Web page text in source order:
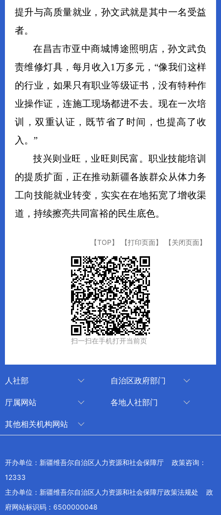
提升与高质量就业，孙文武就是其中一名受益
者。
在昌吉市亚中商城博途照明店，孙文武负
责维修灯具，每月收入1万多元，“像我们这样
的行业，如果只有职业等级证书，没有特种作
业操作证，连施工现场都进不去。现在一次培
训，双重认证，既节省了时间，也提高了收
入。”
技兴则业旺，业旺则民富。职业技能培训
的提质扩面，正在推动新疆各族群众从体力务
工向技能就业转变，实实在在地拓宽了增收渠
道，持续擦亮共同富裕的民生底色。
【TOP】 【打印页面】 【关闭页面】
扫一扫在手机打开当前页
人社部
技能人才评价工作网
自治区政府部门
审计厅
退役军人事务厅
厅属网站
中国新疆人才网
各地人社部门
克孜勒苏柯尔克孜自治州
其他相关机构网站
新疆新闻网
新疆电视台
开办单位：新疆维吾尔自治区人力资源和社会保障厅 政策咨询：
12333
主办单位：新疆维吾尔自治区人力资源和社会保障厅政策法规处 政
府网站标识码：6500000048